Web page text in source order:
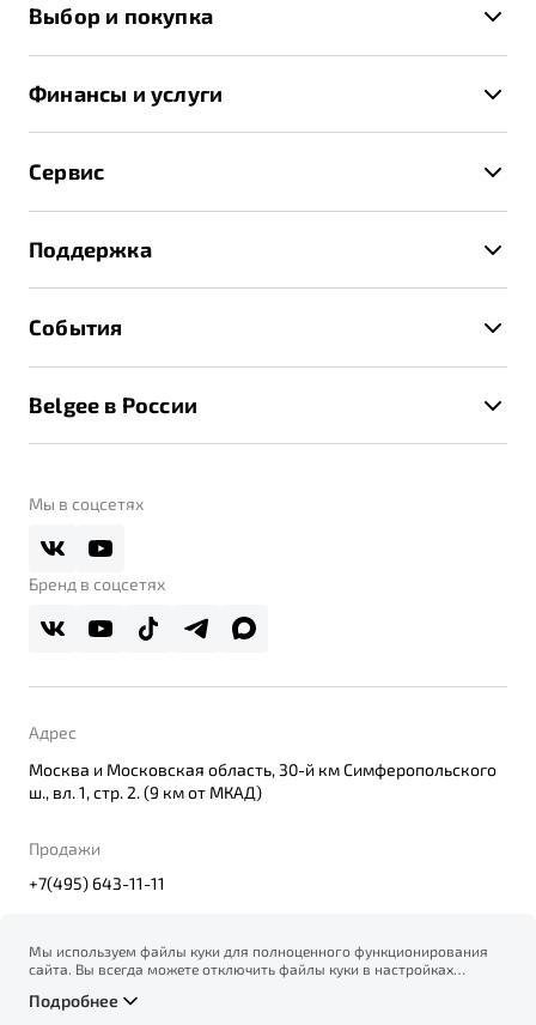
X70
Выбор и покупка
Записаться на тест-драйв
Получить предложение
Финансы и услуги
Страхование
Расчет КАСКО
Сервис
Техническое обслуживание
Калькулятор ТО
Поддержка
Помощь на дорогах
Belgee Линк
Реферальная программа
События
Belgee в России
О дилерском центре
Правовая информация
Мы в соцсетях
Бренд в соцсетях
Адрес
Москва и Московская область, 30-й км Симферопольского
ш., вл. 1, стр. 2. (9 км от МКАД)
Продажи
+7(495) 643-11-11
© 2026
Политика конфиденциальности персональных данных
Мы используем файлы куки для полноценного функционирования
сайта. Вы всегда можете отключить файлы куки в настройках
на сбор и использование файлов куки, и подтверждаете
Подробнее